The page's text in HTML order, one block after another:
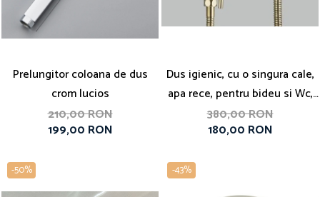
Prelungitor coloana de dus
crom lucios
210,00 RON
199,00 RON
Dus igienic, cu o singura cale,
apa rece, pentru bideu si Wc,
auriu periat
380,00 RON
180,00 RON
-50% -43%